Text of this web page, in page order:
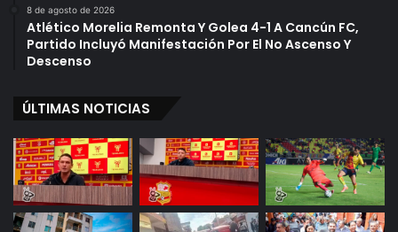
8 de agosto de 2026
Atlético Morelia Remonta Y Golea 4-1 A Cancún FC,
Partido Incluyó Manifestación Por El No Ascenso Y
Descenso
ÚLTIMAS NOTICIAS